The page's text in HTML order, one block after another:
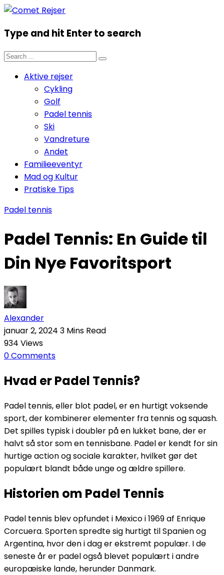
Type and hit Enter to search
Aktive rejser
Cykling
Golf
Padel tennis
Ski
Vandreture
Andet
Familieeventyr
Mad og Kultur
Pratiske Tips
Padel tennis
Padel Tennis: En Guide til
Din Nye Favoritsport
Alexander
januar 2, 2024 3 Mins Read
934 Views
0Comments
Hvad er Padel Tennis?
Padel tennis, eller blot padel, er en hurtigt voksende
sport, der kombinerer elementer fra tennis og squash.
Det spilles typisk i doubler på en lukket bane, der er
halvt så stor som en tennisbane. Padel er kendt for sin
hurtige action og sociale karakter, hvilket gør det
populært blandt både unge og ældre spillere.
Historien om Padel Tennis
Padel tennis blev opfundet i Mexico i 1969 af Enrique
Corcuera. Sporten spredte sig hurtigt til Spanien og
Argentina, hvor den i dag er ekstremt populær. I de
seneste år er padel også blevet populært i andre
europæiske lande, herunder Danmark.